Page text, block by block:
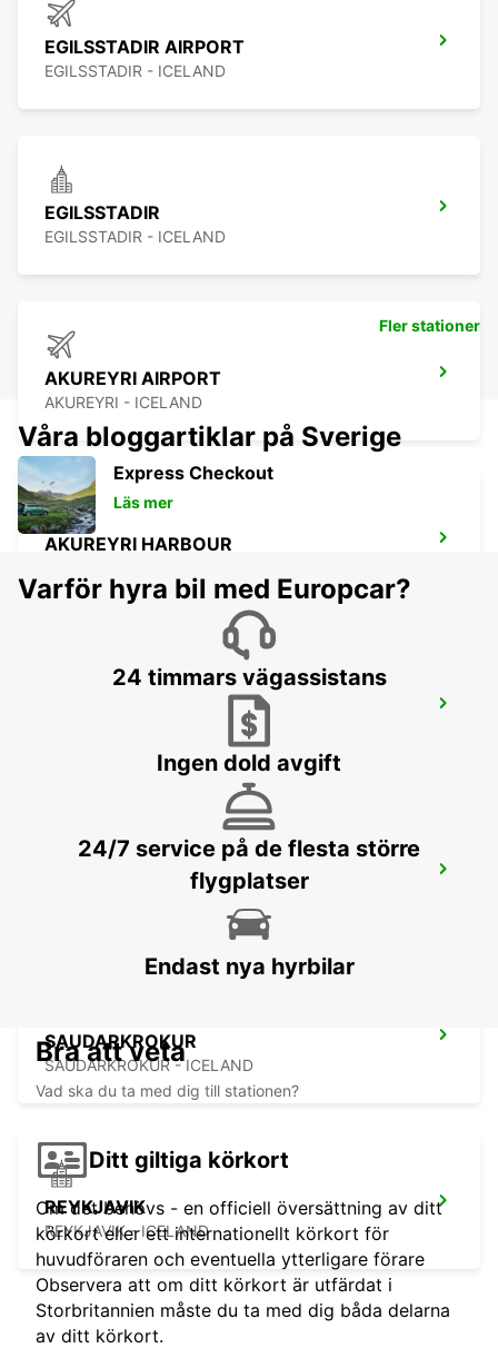
EGILSSTADIR AIRPORT
EGILSSTADIR - ICELAND
EGILSSTADIR
EGILSSTADIR - ICELAND
AKUREYRI AIRPORT
AKUREYRI - ICELAND
AKUREYRI HARBOUR
SAUDARKROKUR
SAUDARKROKUR - ICELAND
REYKJAVIK
REYKJAVIK - ICELAND
Fler stationer
Våra bloggartiklar på Sverige
Express Checkout
Läs mer
Varför hyra bil med Europcar?
24 timmars vägassistans
Ingen dold avgift
24/7 service på de flesta större
flygplatser
Endast nya hyrbilar
Bra att veta
Vad ska du ta med dig till stationen?
Ditt giltiga körkort
Om det behövs - en officiell översättning av ditt
körkort eller ett internationellt körkort för
huvudföraren och eventuella ytterligare förare
Observera att om ditt körkort är utfärdat i
Storbritannien måste du ta med dig båda delarna
av ditt körkort.